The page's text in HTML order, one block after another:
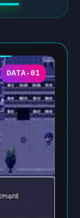
DATA-01